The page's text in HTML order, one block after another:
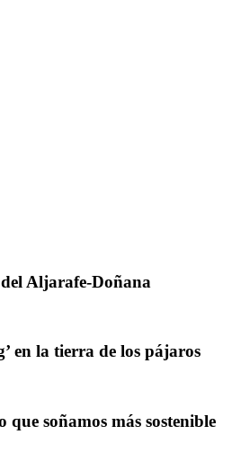
Aljarafe-Doñana
en la tierra de los pájaros
soñamos más sostenible